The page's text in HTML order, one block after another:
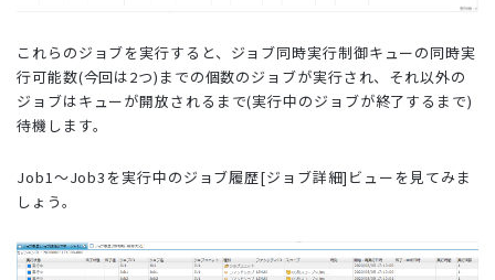
これらのジョブを実行すると、ジョブ同時実行制御キューの同時実
行可能数(今回は2つ)までの個数のジョブが実行され、それ以外の
ジョブはキューが開放されるまで(実行中のジョブが終了するまで)
待機します。
Job1～Job3を実行中のジョブ履歴[ジョブ詳細]ビューを見てみま
しょう。